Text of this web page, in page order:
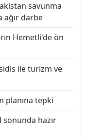
savunma
ağır darbe
Hemetli'de ön
ile turizm ve
planına tepki
sonunda hazır